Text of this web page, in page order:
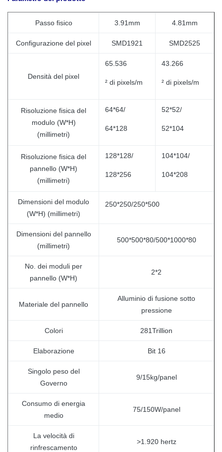
Passo fisico 3.91mm 4.81mm
Configurazione del pixel SMD1921 SMD2525
Densità del pixel
65.536
² di pixels/m
43.266
² di pixels/m
Risoluzione fisica del
modulo (W*H)
(millimetri)
64*64/
64*128
52*52/
52*104
Risoluzione fisica del
pannello (W*H)
(millimetri)
128*128/
128*256
104*104/
104*208
Dimensioni del modulo
(W*H) (millimetri)
250*250/250*500
Dimensioni del pannello
(millimetri)
500*500*80/500*1000*80
No. dei moduli per
pannello (W*H)
2*2
Materiale del pannello
Alluminio di fusione sotto
pressione
Colori 281Trillion
Elaborazione Bit 16
Singolo peso del
Governo
9/15kg/panel
Consumo di energia
medio
75/150W/panel
La velocità di
rinfrescamento
>1.920 hertz